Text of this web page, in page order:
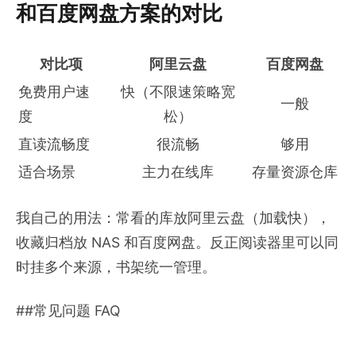
和百度网盘方案的对比
对比项 阿里云盘
百度网盘
免费用户速
度
快（不限速策略宽
松）
一般
直读流畅度 很流畅
够用
适合场景
主力在线库 存量资源仓库
我自己的用法：常看的库放阿里云盘（加载快），
收藏归档放 NAS 和百度网盘。反正阅读器里可以同
时挂多个来源，书架统一管理。
##常见问题 FAQ